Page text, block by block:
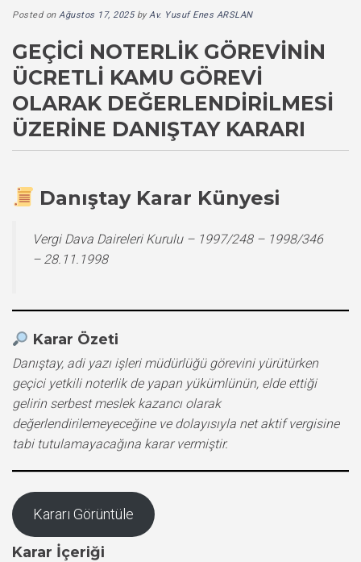
Posted on Ağustos 17, 2025byAv. Yusuf Enes ARSLAN
GEÇICI NOTERLIK GÖREVININ
ÜCRETLI KAMU GÖREVI
OLARAK DEĞERLENDIRILMESI
ÜZERINE DANIŞTAY KARARI
Danıştay Karar Künyesi
Vergi Dava Daireleri Kurulu – 1997/248 – 1998/346
– 28.11.1998
Karar Özeti
Danıştay, adi yazı işleri müdürlüğü görevini yürütürken
geçici yetkili noterlik de yapan yükümlünün, elde ettiği
gelirin serbest meslek kazancı olarak
değerlendirilemeyeceğine ve dolayısıyla net aktif vergisine
tabi tutulamayacağına karar vermiştir.
Kararı Görüntüle
Karar İçeriği